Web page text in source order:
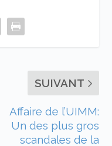
SUIVANT
Affaire de l’UIMM:
Un des plus gros
scandales de la